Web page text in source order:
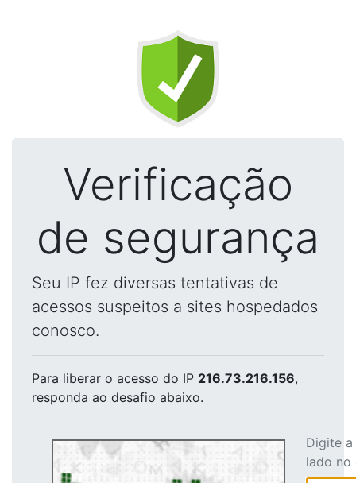
Verificação
de segurança
Seu IP fez diversas tentativas de
acessos suspeitos a sites hospedados
conosco.
Para liberar o acesso do IP 216.73.216.156,
responda ao desafio abaixo.
Digite
lado no